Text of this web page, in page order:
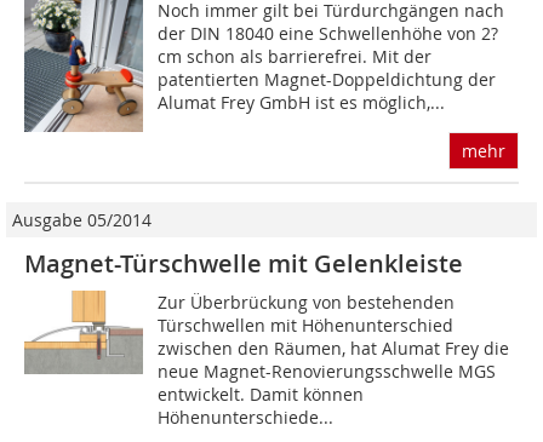
Noch immer gilt bei Türdurchgängen nach
der DIN 18040 eine Schwellenhöhe von 2?
cm schon als barrierefrei. Mit der
patentierten Magnet-Doppeldichtung der
Alumat Frey GmbH ist es möglich,...
mehr
Ausgabe 05/2014
Magnet-Türschwelle mit Gelenkleiste
Zur Überbrückung von bestehenden
Türschwel­len mit Höhenunterschied
zwischen den ­Räumen, hat Alumat Frey die
neue Magnet-Renovierungsschwelle MGS
entwickelt. Damit können
Höhenunterschiede...